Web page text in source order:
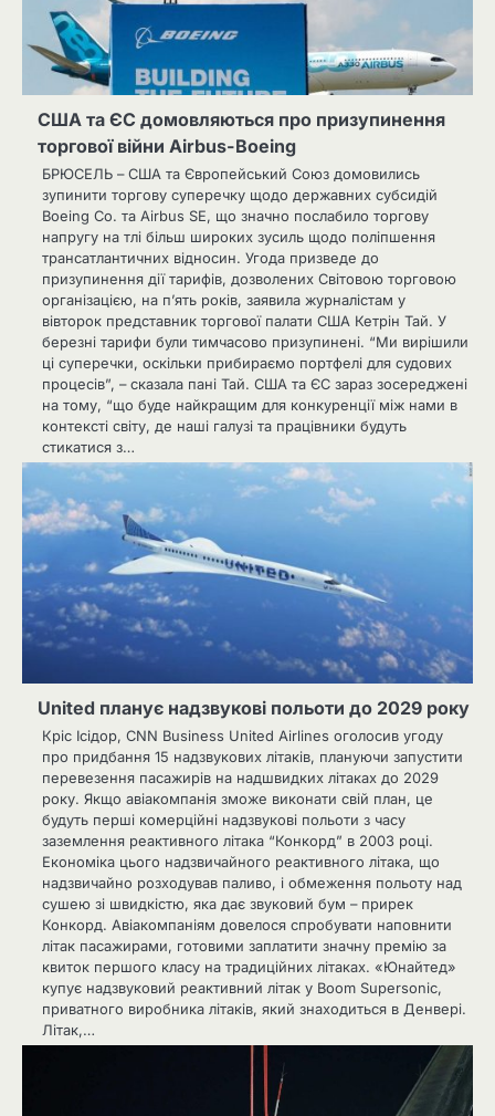
США та ЄС домовляються про призупинення
торгової війни Airbus-Boeing
БРЮСЕЛЬ – США та Європейський Союз домовились
зупинити торгову суперечку щодо державних субсидій
Boeing Co. та Airbus SE, що значно послабило торгову
напругу на тлі більш широких зусиль щодо поліпшення
трансатлантичних відносин. Угода призведе до
призупинення дії тарифів, дозволених Світовою торговою
організацією, на п’ять років, заявила журналістам у
вівторок представник торгової палати США Кетрін Тай. У
березні тарифи були тимчасово призупинені. “Ми вирішили
ці суперечки, оскільки прибираємо портфелі для судових
процесів”, – сказала пані Тай. США та ЄС зараз зосереджені
на тому, “що буде найкращим для конкуренції між нами в
контексті світу, де наші галузі та працівники будуть
стикатися з…
United планує надзвукові польоти до 2029 року
Кріс Ісідор, CNN Business United Airlines оголосив угоду
про придбання 15 надзвукових літаків, плануючи запустити
перевезення пасажирів на надшвидких літаках до 2029
року. Якщо авіакомпанія зможе виконати свій план, це
будуть перші комерційні надзвукові польоти з часу
заземлення реактивного літака “Конкорд” в 2003 році.
Економіка цього надзвичайного реактивного літака, що
надзвичайно розходував паливо, і обмеження польоту над
сушею зі швидкістю, яка дає звуковий бум – прирек
Конкорд. Авіакомпаніям довелося спробувати наповнити
літак пасажирами, готовими заплатити значну премію за
квиток першого класу на традиційних літаках. «Юнайтед»
купує надзвуковий реактивний літак у Boom Supersonic,
приватного виробника літаків, який знаходиться в Денвері.
Літак,…